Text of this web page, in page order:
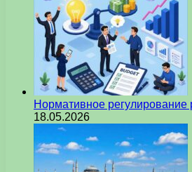
Нормативное регулирование
18.05.2026